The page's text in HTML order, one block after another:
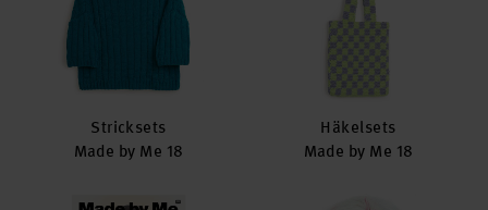
Stricksets
Made by Me 18
Häkelsets
Made by Me 18